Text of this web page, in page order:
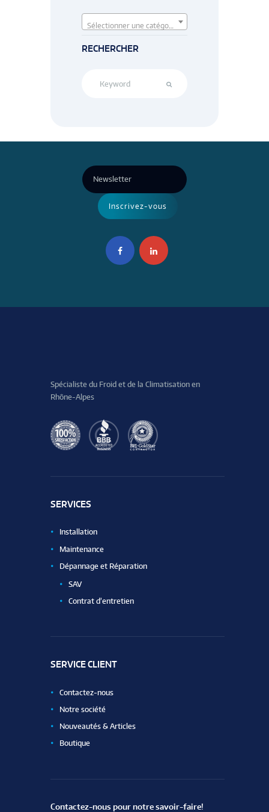
Sélectionner une catégorie
RECHERCHER
Spécialiste du Froid et de la Climatisation en
Rhône-Alpes
SERVICES
Installation
Maintenance
Dépannage et Réparation
SAV
Contrat d’entretien
SERVICE CLIENT
Contactez-nous
Notre société
Nouveautés & Articles
Boutique
Contactez-nous pour notre savoir-faire!